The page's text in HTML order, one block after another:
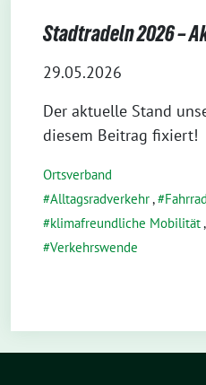
Stadtradeln 2026 –
29.05.2026
Der aktuelle Stand
diesem Beitrag fixiert!
Ortsverband
Alltagsradverkehr,
klimafreundliche Mobilität,
Verkehrswende